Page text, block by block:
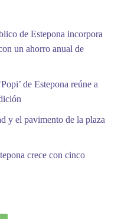
de Estepona incorpora
un ahorro anual de
de Estepona reúne a
y el pavimento de la plaza
crece con cinco